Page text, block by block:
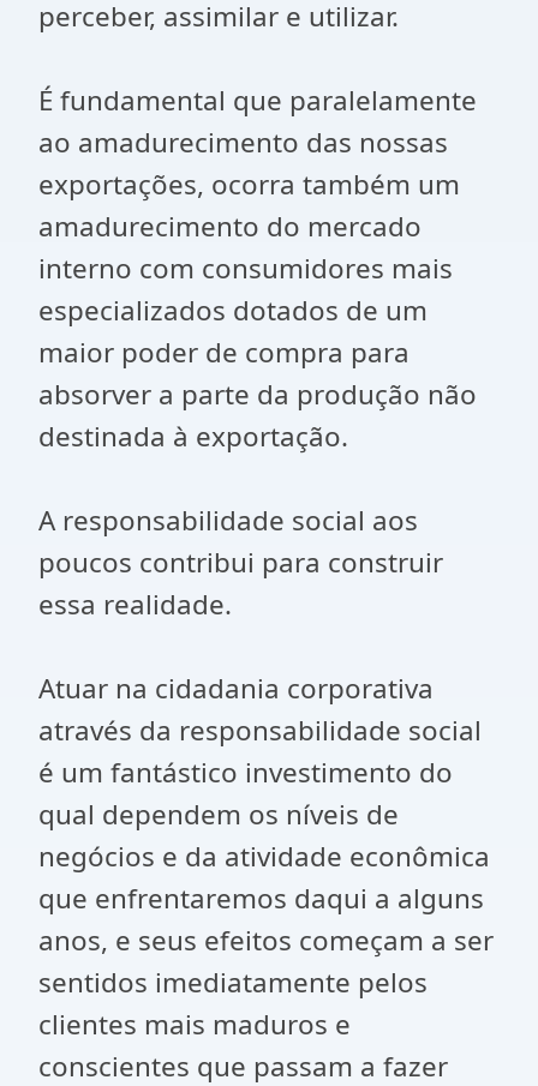
perceber, assimilar e utilizar.
É fundamental que paralelamente
ao amadurecimento das nossas
exportações, ocorra também um
amadurecimento do mercado
interno com consumidores mais
especializados dotados de um
maior poder de compra para
absorver a parte da produção não
destinada à exportação.
A responsabilidade social aos
poucos contribui para construir
essa realidade.
Atuar na cidadania corporativa
através da responsabilidade social
é um fantástico investimento do
qual dependem os níveis de
negócios e da atividade econômica
que enfrentaremos daqui a alguns
anos, e seus efeitos começam a ser
sentidos imediatamente pelos
clientes mais maduros e
conscientes que passam a fazer